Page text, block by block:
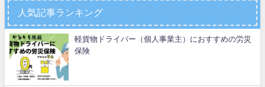
人気記事ランキング
軽貨物ドライバー（個人事業主）におすすめの労災
保険